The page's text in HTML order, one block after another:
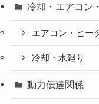
冷却・エアコン
エアコン・ヒー
冷却・水廻り
動力伝達関係